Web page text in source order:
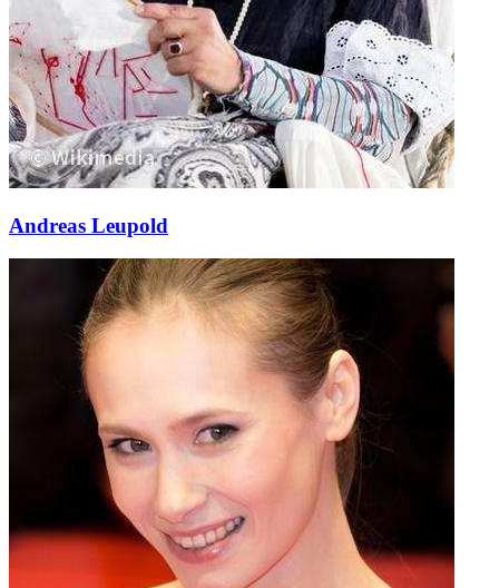
Andreas Leupold